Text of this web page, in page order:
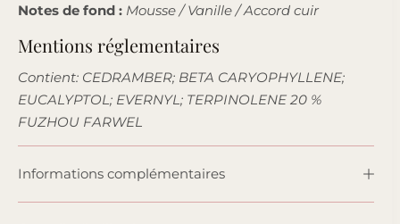
Notes de fond : Mousse / Vanille / Accord cuir
Mentions réglementaires
Contient: CEDRAMBER; BETA CARYOPHYLLENE;
EUCALYPTOL; EVERNYL; TERPINOLENE 20 %
FUZHOU FARWEL
Informations complémentaires